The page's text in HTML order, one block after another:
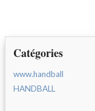
Catégories
www.handball
HANDBALL